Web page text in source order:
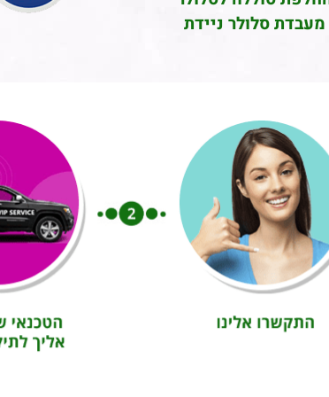
מעבדת סלולר ניידת